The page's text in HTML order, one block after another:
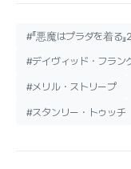
#『悪魔はプラダを着る』2
#デイヴィッド・フラン
#メリル・ストリープ
#スタンリー・トゥッチ